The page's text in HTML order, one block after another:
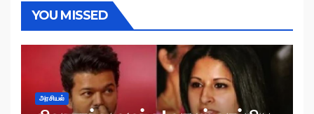
YOU MISSED
அரசியல்